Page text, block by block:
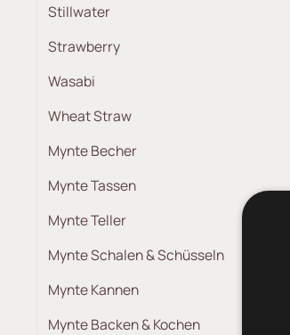
Stillwater
Strawberry
Wasabi
Wheat Straw
Mynte Becher
Mynte Tassen
Mynte Teller
Mynte Schalen & Schüsseln
Mynte Kannen
Mynte Backen & Kochen